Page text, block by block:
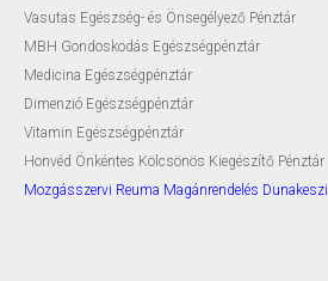
Vasutas Egészség- és Önsegélyező Pénztár
MBH Gondoskodás Egészségpénztár
Medicina Egészségpénztár
Dimenzió Egészségpénztár
Vitamin Egészségpénztár
Honvéd Önkéntes Kölcsönös Kiegészítő Pénztár
Mozgásszervi Reuma Magánrendelés Dunakeszi